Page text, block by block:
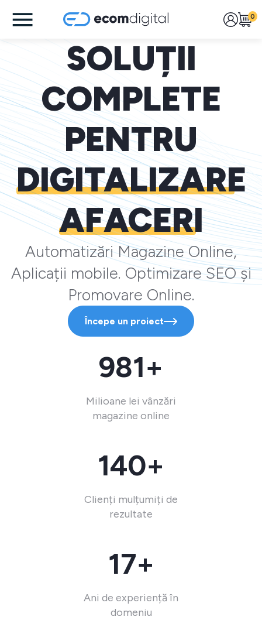
0
SOLUȚII
COMPLETE
PENTRU
DIGITALIZARE
AFACERI
Automatizări Magazine Online,
Aplicații mobile. Optimizare SEO și
Promovare Online.
Începe un proiect
981+
Milioane lei vânzări
magazine online
140+
Clienți mulțumiți de
rezultate
17+
Ani de experiență în
domeniu